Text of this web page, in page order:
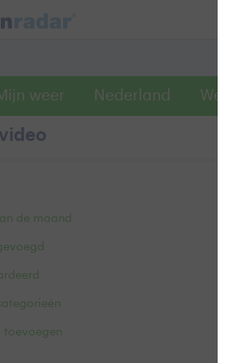
weer Nederland
de maand
toevoegen